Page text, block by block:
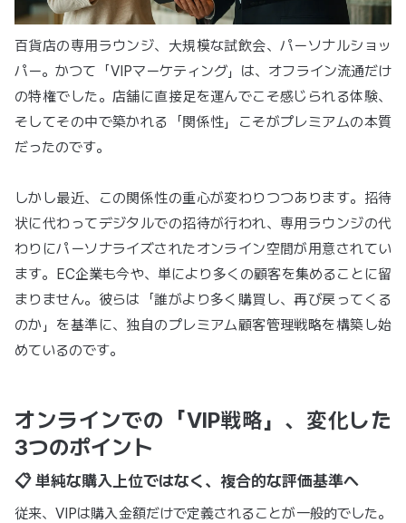
百貨店の専用ラウンジ、大規模な試飲会、パーソナルショッ
パー。かつて「VIPマーケティング」は、オフライン流通だけ
の特権でした。店舗に直接足を運んでこそ感じられる体験、
そしてその中で築かれる「関係性」こそがプレミアムの本質
だったのです。
しかし最近、この関係性の重心が変わりつつあります。招待
状に代わってデジタルでの招待が行われ、専用ラウンジの代
わりにパーソナライズされたオンライン空間が用意されてい
ます。EC企業も今や、単により多くの顧客を集めることに留
まりません。彼らは「誰がより多く購買し、再び戻ってくる
のか」を基準に、独自のプレミアム顧客管理戦略を構築し始
めているのです。
オンラインでの「VIP戦略」、変化した
3つのポイント
📋 単純な購入上位ではなく、複合的な評価基準へ
従来、VIPは購入金額だけで定義されることが一般的でした。